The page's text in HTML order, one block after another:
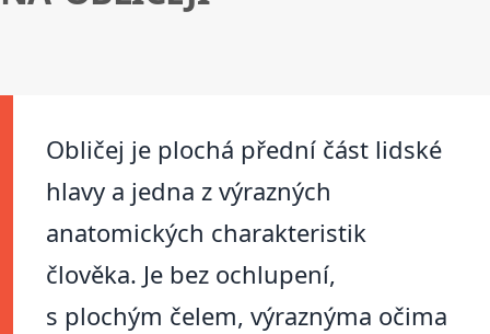
Obličej je plochá přední část lidské
hlavy a jedna z výrazných
anatomických charakteristik
člověka. Je bez ochlupení,
s plochým čelem, výraznýma očima